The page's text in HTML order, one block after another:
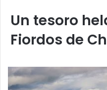
Un tesoro
Fiordos de